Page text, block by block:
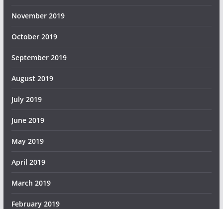
November 2019
October 2019
September 2019
August 2019
July 2019
June 2019
May 2019
April 2019
March 2019
February 2019